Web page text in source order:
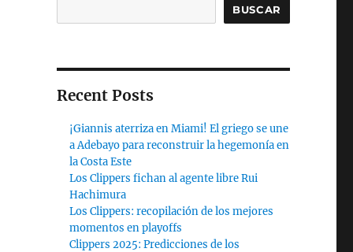
BUSCAR
Recent Posts
¡Giannis aterriza en Miami! El griego se une
a Adebayo para reconstruir la hegemonía en
la Costa Este
Los Clippers fichan al agente libre Rui
Hachimura
Los Clippers: recopilación de los mejores
momentos en playoffs
Clippers 2025: Predicciones de los